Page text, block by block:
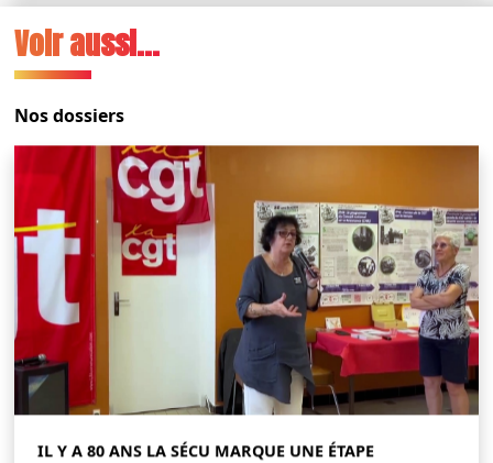
Voir aussi...
Nos dossiers
IL Y A 80 ANS LA SÉCU MARQUE UNE ÉTAPE